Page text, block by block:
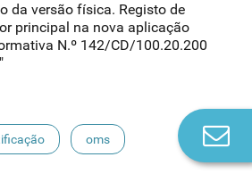
da versão física. Registo de
principal na nova aplicação
N.º 142/CD/100.20.200
oms